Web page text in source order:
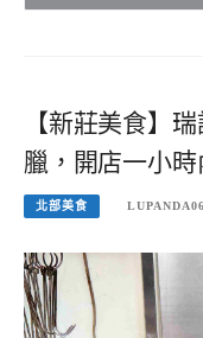
【新莊美食】
臘，開店一小
北部美食